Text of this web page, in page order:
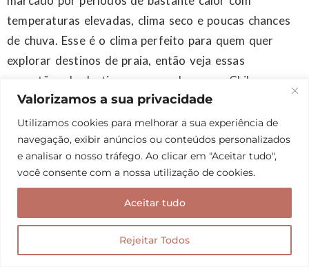
Valorizamos a sua privacidade
Utilizamos cookies para melhorar a sua experiência de
navegação, exibir anúncios ou conteúdos personalizados
e analisar o nosso tráfego. Ao clicar em "Aceitar tudo",
você consente com a nossa utilização de cookies.
Rejeitar Todos
Aceitar tudo
temperaturas elevadas, clima seco e poucas chances
de chuva. Esse é o clima perfeito para quem quer
explorar destinos de praia, então veja essas
sugestões de destinos para conhecer no Chile no
verão:
Valparaíso
Vina del Mar
Ilha de Páscoa